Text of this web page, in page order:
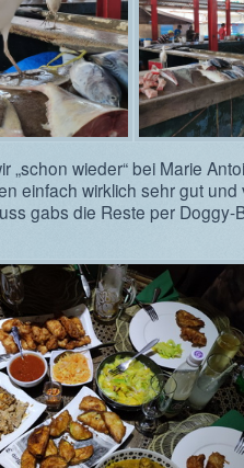
„schon wieder“ bei Marie
einfach wirklich sehr gut und
gabs die Reste per Doggy-